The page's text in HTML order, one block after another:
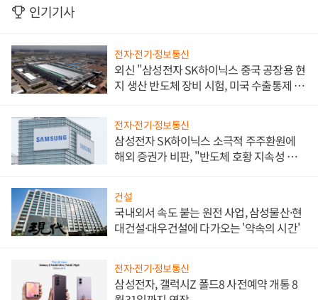
인기기사
전자·전기·정보통신
외신 "삼성전자 SK하이닉스 중국 공장용 현
지 생산 반도체 장비 시험, 미국 수출통제 대
전자·전기·정보통신
삼성전자 SK하이닉스 소극적 주주환원에
해외 증권가 비판, "반도체 호황 지속성 의
건설
국내외서 속도 붙는 원전 사업, 삼성물산·현
대건설·대우건설에 다가오는 '약속의 시간'
전자·전기·정보통신
삼성전자, 갤럭시Z 폴드8 사전예약 개통 8